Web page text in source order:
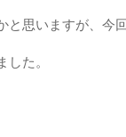
思いますが、今
た。